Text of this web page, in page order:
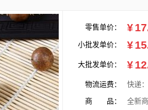
零售单价： ¥
小批发单价： ¥
大批发单价： ¥
物流运费： 快递：
商 品：
全新